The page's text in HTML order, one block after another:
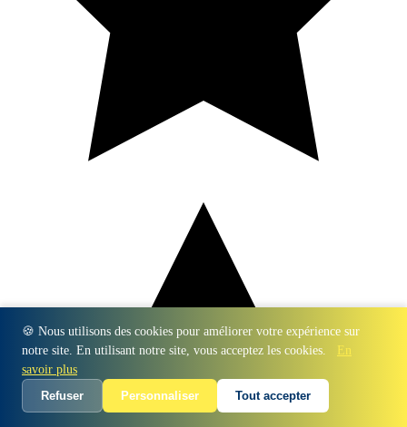
🍪 Nous utilisons des cookies pour améliorer votre expérience sur
notre site. En utilisant notre site, vous acceptez les cookies.
En
savoir plus
Refuser
Personnaliser Tout accepter